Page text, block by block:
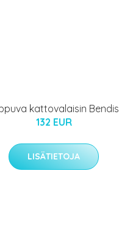
kattovalaisin Bendis
132 EUR
LISÄTIETOJA